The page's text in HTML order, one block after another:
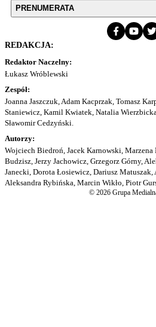
PRENUMERATA
REDAKCJA:
Redaktor Naczelny:
Łukasz Wróblewski
Zespół:
Joanna Jaszczuk, Adam Kacprzak, Tomasz
Staniewicz, Kamil Kwiatek, Natalia
Sławomir Cedzyński.
Autorzy:
Wojciech Biedroń, Jacek Karnowski,
Budzisz, Jerzy Jachowicz, Grzegorz Górny,
Janecki, Dorota Łosiewicz, Dariusz Matuszak,
Aleksandra Rybińska, Marcin Wikło, Piotr
© 2026 Grupa